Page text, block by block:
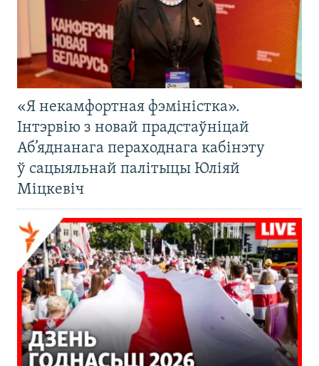
«Я некамфортная фэміністка».
Інтэрвію з новай прадстаўніцай
Аб’яднанага пераходнага кабінэту
ў сацыяльнай палітыцы Юліяй
Міцкевіч